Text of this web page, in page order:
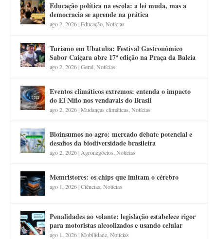
Educação política na escola: a lei muda, mas a
democracia se aprende na prática
ago 2, 2026|Educação ,Notícias
Turismo em Ubatuba: Festival Gastronômico
Sabor Caiçara abre 17ª edição na Praça da Baleia
ago 2, 2026|Geral ,Notícias
Eventos climáticos extremos: entenda o impacto
do El Niño nos vendavais do Brasil
ago 2, 2026|Mudanças climáticas ,Notícias
Bioinsumos no agro: mercado debate potencial e
desafios da biodiversidade brasileira
ago 2, 2026| Agronegócios ,Notícias
Memristores: os chips que imitam o cérebro
ago 1, 2026|Ciências ,Notícias
Penalidades ao volante: legislação estabelece rigor
para motoristas alcoolizados e usando celular
ago 1, 2026|Mobilidade ,Notícias